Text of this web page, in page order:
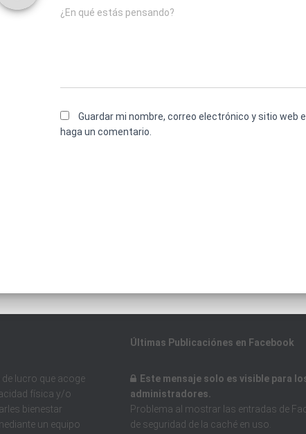
¿En qué estás pensando?
Guardar mi nombre, correo electrónico y sitio web
haga un comentario.
lucro que acoge
física y/o
bienestar
un equipo
Últimas Publicaciónes en Facebook
Este mensaje solo es visible para
administradores.
Problema al mostrar las entradas de
de seguridad de la caché en uso.